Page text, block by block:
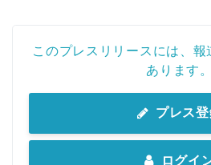
このプレスリリースには、
あります。
プレス
ログイ